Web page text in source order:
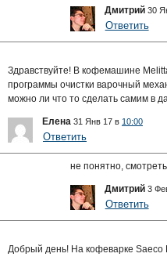
Дмитрий 30
Ответить
Здравствуйте! В кофемашине
программы очистки варочный
можно ли что то сделать самим в
Елена 31 Янв 17 в 10:00
Ответить
не понятно,
Дмитрий 3
Ответить
Добрый день! На кофеварке Saeco